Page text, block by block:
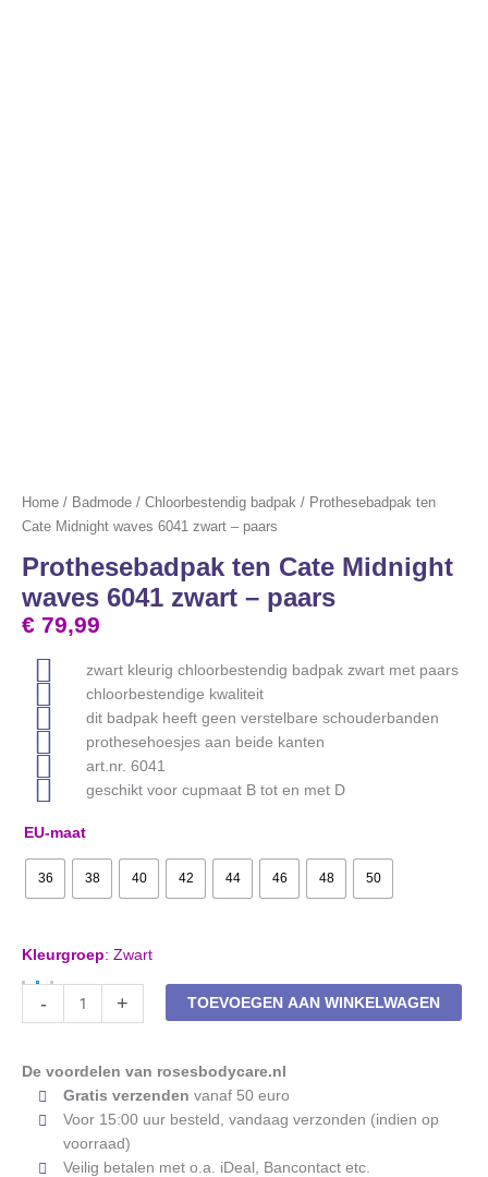
Home / Badmode / Chloorbestendig badpak / Prothesebadpak ten
Cate Midnight waves 6041 zwart – paars
Prothesebadpak ten Cate Midnight
waves 6041 zwart – paars
€ 79,99
zwart kleurig chloorbestendig badpak zwart met paars
chloorbestendige kwaliteit
dit badpak heeft geen verstelbare schouderbanden
prothesehoesjes aan beide kanten
art.nr. 6041
geschikt voor cupmaat B tot en met D
EU-maat
36 38 40 42 44 46 48 50
Kleurgroep: Zwart
-
Prothesebadpak
ten
Midnight
waves
6041
+ TOEVOEGEN AAN WINKELWAGEN
De voordelen van rosesbodycare.nl
Gratis verzenden vanaf 50 euro
Voor 15:00 uur besteld, vandaag verzonden (indien op
voorraad)
Veilig betalen met o.a. iDeal, Bancontact etc.